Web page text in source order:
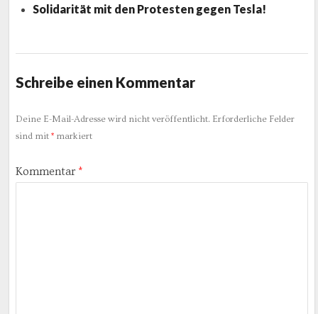
Solidarität mit den Protesten gegen Tesla!
Schreibe einen Kommentar
Deine E-Mail-Adresse wird nicht veröffentlicht. Erforderliche Felder
sind mit *markiert
Kommentar *